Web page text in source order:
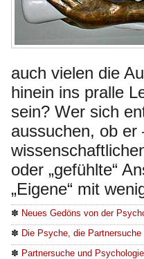
auch vielen die
hinein ins pralle
sein? Wer sich
aussuchen, ob er
oder „gefühlte“
„Eigene“ mit
✽ Neues Gedöns von der
✽ Die Psyche, die Partnersuche
✽ Partnersuche und